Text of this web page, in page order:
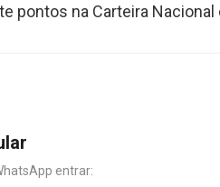
pontos na Carteira Nacional
entrar: